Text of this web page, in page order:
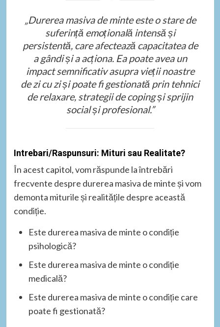
„Durerea masiva de minte este o stare de
suferință emoțională intensă și
persistentă, care afectează capacitatea de
a gândi și a acționa. Ea poate avea un
impact semnificativ asupra vieții noastre
de zi cu zi și poate fi gestionată prin tehnici
de relaxare, strategii de coping și sprijin
social și profesional.”
Intrebari/Raspunsuri: Mituri sau Realitate?
În acest capitol, vom răspunde la întrebări
frecvente despre durerea masiva de minte și vom
demonta miturile și realitățile despre această
condiție.
Este durerea masiva de minte o condiție
psihologică?
Este durerea masiva de minte o condiție
medicală?
Este durerea masiva de minte o condiție care
poate fi gestionată?